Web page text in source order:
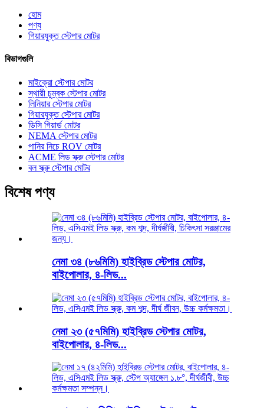
হোম
পণ্য
গিয়ারযুক্ত স্টেপার মোটর
বিভাগগুলি
মাইক্রো স্টেপার মোটর
স্থায়ী চুম্বক স্টেপার মোটর
লিনিয়ার স্টেপার মোটর
গিয়ারযুক্ত স্টেপার মোটর
ডিসি গিয়ার্ড মোটর
NEMA স্টেপার মোটর
পানির নিচে ROV মোটর
ACME লিড স্ক্রু স্টেপার মোটর
বল স্ক্রু স্টেপার মোটর
বিশেষ পণ্য
নেমা ৩৪ (৮৬মিমি) হাইব্রিড স্টেপার মোটর,
বাইপোলার, ৪-লিড...
নেমা ২৩ (৫৭মিমি) হাইব্রিড স্টেপার মোটর,
বাইপোলার, ৪-লিড...